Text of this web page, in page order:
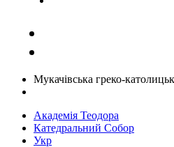
Мукачівська греко-
Академія Теодора
Катедральний Собор
Укр